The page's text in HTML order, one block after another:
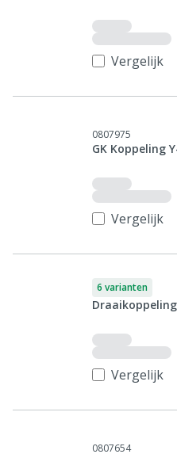
Vergelijk
0807975
GK Koppeling
Vergelijk
6 varianten
Vergelijk
0807654